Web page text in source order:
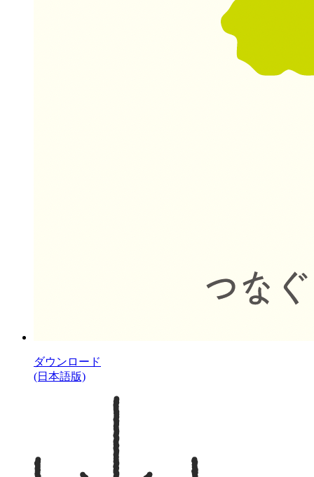
ダウンロード
(日本語版)